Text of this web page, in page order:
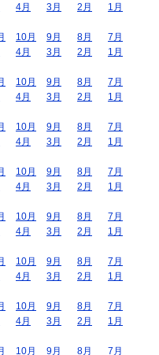
4月 3月 2月
1月
10月 9月 8月
7月
4月 3月 2月
1月
10月 9月 8月
7月
4月 3月 2月
1月
10月 9月 8月
7月
4月 3月 2月
1月
10月 9月 8月
7月
4月 3月 2月
1月
10月 9月 8月
7月
4月 3月 2月
1月
10月 9月 8月
7月
4月 3月 2月
1月
10月 9月 8月
7月
4月 3月 2月
1月
10月 9月 8月 7月